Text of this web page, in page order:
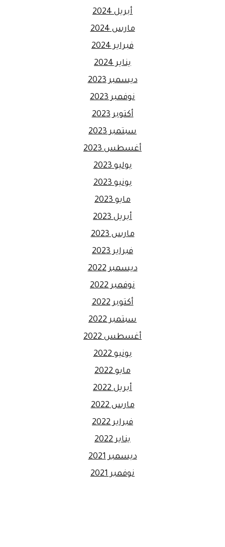
أبريل 2024
مارس 2024
فبراير 2024
يناير 2024
ديسمبر 2023
نوفمبر 2023
أكتوبر 2023
سبتمبر 2023
أغسطس 2023
يوليو 2023
يونيو 2023
مايو 2023
أبريل 2023
مارس 2023
فبراير 2023
ديسمبر 2022
نوفمبر 2022
أكتوبر 2022
سبتمبر 2022
أغسطس 2022
يونيو 2022
مايو 2022
أبريل 2022
مارس 2022
فبراير 2022
يناير 2022
ديسمبر 2021
نوفمبر 2021